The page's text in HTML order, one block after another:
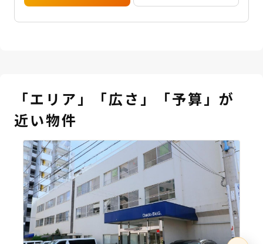
「エリア」「広さ」「予算」が
近い物件